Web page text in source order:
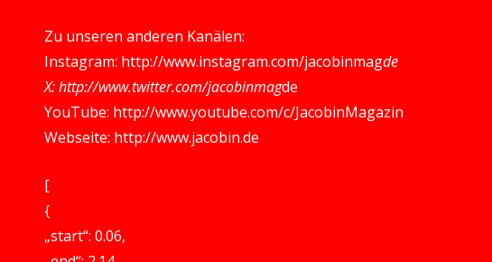
Zu unseren anderen Kanälen:
Instagram: http://www.instagram.com/jacobinmagde
X:http://www.twitter.com/jacobinmagde
YouTube: http://www.youtube.com/c/JacobinMagazin
Webseite: http://www.jacobin.de
[
{
„start“: 0.06,